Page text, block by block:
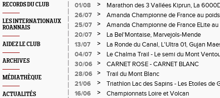
RECORDS DU CLUB
LES INTERNATIONAUX
ROANNAIS
AIDEZ LE CLUB
ARCHIVES
MÉDIATHÈQUE
ACTUALITÉS
01/08
>
Marathon des 3 Vallées Kiprun, La
Verticale d'Orcières, St Augustin
26/07 >
Amanda Championne de France au poids
25/07
>
Amanda Championne de France ELite
20/07
>
La Bel'Montaise, Marvejols-Mende
13/07
>
La Ronde du Canal, L'Ultra 01, Gujan
04/07
>
Le Chalma Trail - Le semi du Mont
Cublize - Les Passerelles de Monteynard
Pralognon La Vanoise
30/06 >
CARNET ROSE - CARNET BLANC
28/06
>
Trail du Mont Blanc
21/06
>
Triathlon Lac des Sapins - Les Etoiles de
16/06
>
Championnats Loire et Volcan